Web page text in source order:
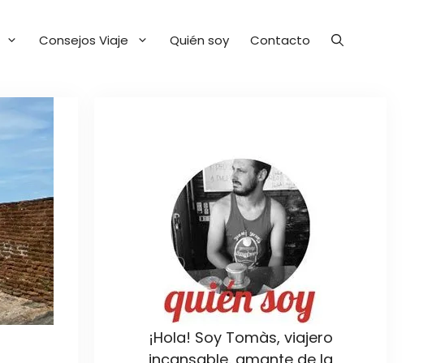
Consejos Viaje Quién soy Contacto
¡Hola! Soy Tomàs, viajero